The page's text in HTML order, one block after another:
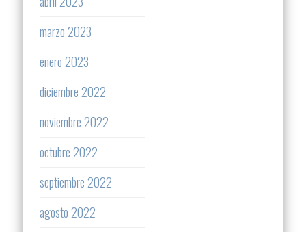
marzo 2023
enero 2023
diciembre 2022
noviembre 2022
octubre 2022
septiembre 2022
agosto 2022